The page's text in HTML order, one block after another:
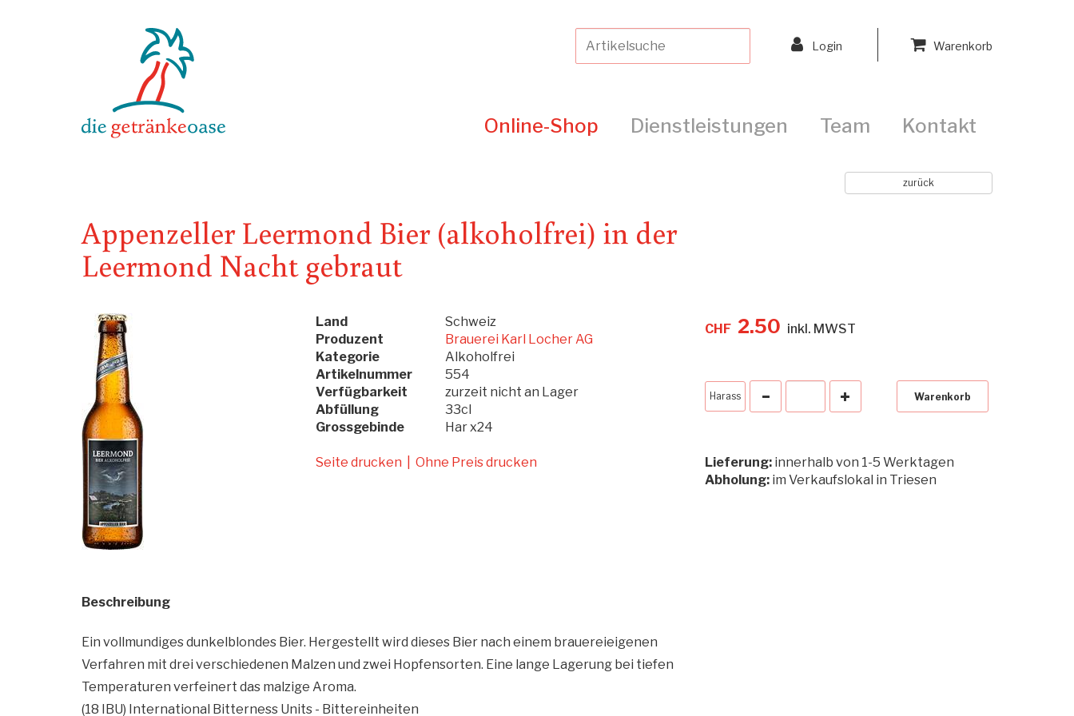
Warenkorb
Login
Online-Shop Dienstleistungen Team Kontakt
Appenzeller Leermond Bier (alkoholfrei) in der
Leermond Nacht gebraut
zurück
Land
Schweiz
Produzent
Brauerei Karl Locher AG
Kategorie
Alkoholfrei
Artikelnummer
554
Verfügbarkeit
zurzeit nicht an Lager
Abfüllung
33cl
Grossgebinde
Har x24
Seite drucken Ohne Preis drucken
CHF 2.50 inkl. MWST
Harass Warenkorb
Lieferung: innerhalb von 1-5 Werktagen
Abholung: im Verkaufslokal in Triesen
Beschreibung
Ein vollmundiges dunkelblondes Bier. Hergestellt wird dieses Bier nach einem brauereieigenen
Verfahren mit drei verschiedenen Malzen und zwei Hopfensorten. Eine lange Lagerung bei tiefen
Temperaturen verfeinert das malzige Aroma.
(18 IBU) International Bitterness Units - Bittereinheiten